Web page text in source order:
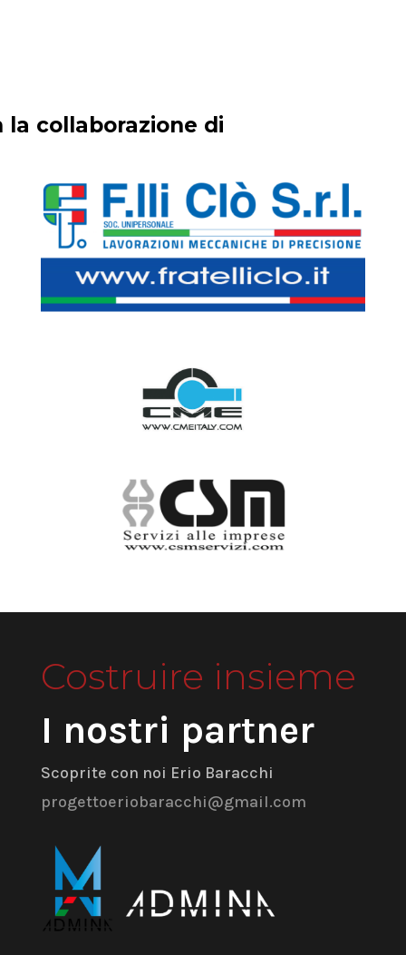
la collaborazione di
Costruire insieme
I nostri partner
Scoprite con noi Erio Baracchi
progettoeriobaracchi@gmail.com